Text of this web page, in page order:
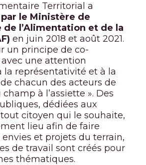
Territorial a
par le Ministère de
de l’Alimentation et de la
en juin 2018 et août 2021.
un principe de co-
une attention
la représentativité et à la
chacun des acteurs de
champ à l’assiette ». Des
dédiées aux
citoyen qui le souhaite,
lieu afin de faire
et projets du terrain,
de travail sont créés pour
thématiques.